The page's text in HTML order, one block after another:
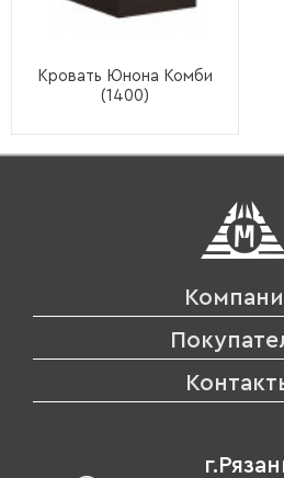
Кровать Юнона Комби
(1400)